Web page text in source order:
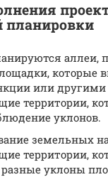
планировки
аллеи,
которые
или
территории,
уклонов.
земельных
территории,
уклоны